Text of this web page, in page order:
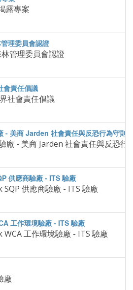
露專案
管理委員會認證
社會責任倡議
供應商驗廠 - ITS 驗廠
工作環境驗廠 - ITS 驗廠
廠